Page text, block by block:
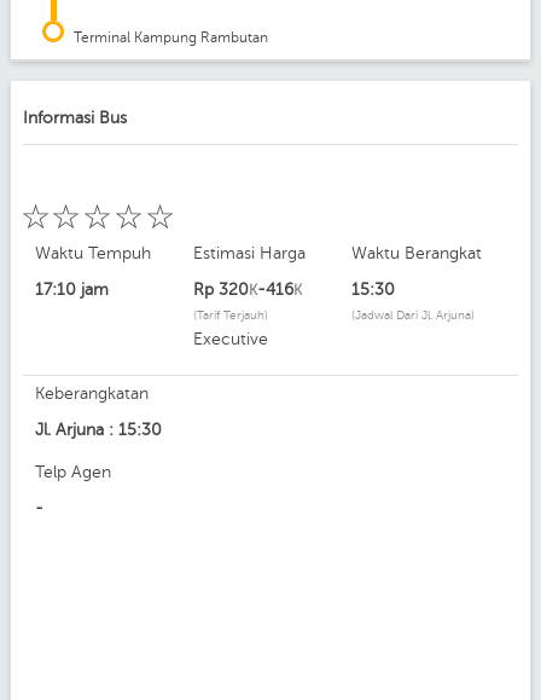
Terminal Kampung Rambutan
Informasi Bus
☆
☆
☆
☆
☆
Waktu Tempuh
17:10 jam
Estimasi Harga
Rp 320K-416K
(Tarif Terjauh)
Executive
Waktu Berangkat
15:30
(Jadwal Dari Jl. Arjuna)
Keberangkatan
Jl. Arjuna : 15:30
Telp Agen
-